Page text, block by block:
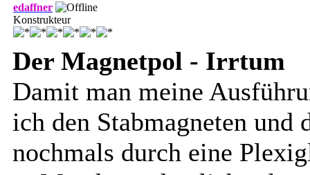
edaffner
Konstrukteur
Der Magnetpol - Irrtum
Damit man meine
ich den Stabmagneten und
nochmals durch eine